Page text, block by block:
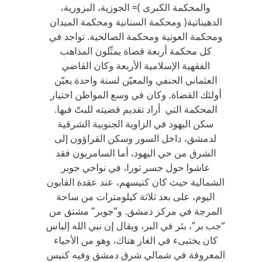
والمحكمة الكبرى )= الجوزية، البزورية،
الدهيناتية( ومحكمة السنانية ومحكمة الميدان
ومحكمة العونية ومحكمة الصالحية. تواجد في
كل محكمة أربعة قضاة يمثّلون المذاهب
الفقهية الإسلامية الأربعة وكان القاضي
العثماني الحنفي والمعيّن لسنة واحدة يعيّن
أولئك القضاة. وكان في وسع المواطن اختيار
المحكمة التي أراد تقديم قضيته للبتّ فيها.
سكن اليهود في الزاوية الجنوبية الشرقية
لدمشق، داخل السور وسكن القراؤون إلى
الشرق من حي اليهود، أما السامريون فقد
عاشوا حول جسر تورا، في نواحي جوبر
الشمالية حيث كان كنيسهم، عند عقدة القابون
اليوم، على بعد ثلاثة كيلومترات من ساحة
المرجة في مركز دمشق. و”جوبر” مشتق من
“جب بر”، بئر في البر، ويقال إن نبي الله إلياس
كان يختبىء في الغار هناك، وهو من الأحياء
المعروفة في شمالي شرق دمشق وفيه كنيس